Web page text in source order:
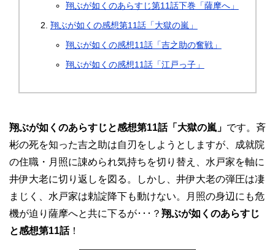
翔ぶが如くのあらすじ第11話下巻「薩摩へ」
翔ぶが如くの感想第11話「大獄の嵐」
翔ぶが如くの感想11話「吉之助の奮戦」
翔ぶが如くの感想11話「江戸っ子」
翔ぶが如くのあらすじと感想第11話「大獄の嵐」 です。斉
彬の死を知った吉之助は自刃をしようとしますが、成就院
の住職・月照に諌められ気持ちを切り替え、水戸家を軸に
井伊大老に切り返しを図る。しかし、井伊大老の弾圧は凄
まじく、水戸家は勅諚降下も動けない。月照の身辺にも危
機が迫り薩摩へと共に下るが･･･？ 翔ぶが如くのあらすじ
と感想第11話！